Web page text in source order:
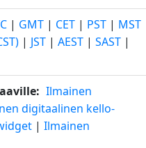
| GMT | CET | PST | MST
| JST | AEST | SAST |
Ilmainen
digitaalinen kello-
| Ilmainen